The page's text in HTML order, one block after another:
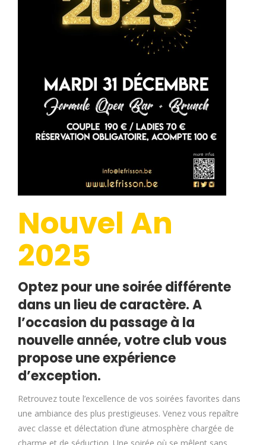
Nouvel An
2025
Optez pour une soirée différente
dans un lieu de caractère. A
l’occasion du passage à la
nouvelle année, votre club vous
propose une expérience
d’exception.
Retrouvez toute l’excellence de vos soirées favorites dans
une ambiance des plus prestigieuses. Venez vous repaître
avec classe et délectation d’une atmosphère chargée de